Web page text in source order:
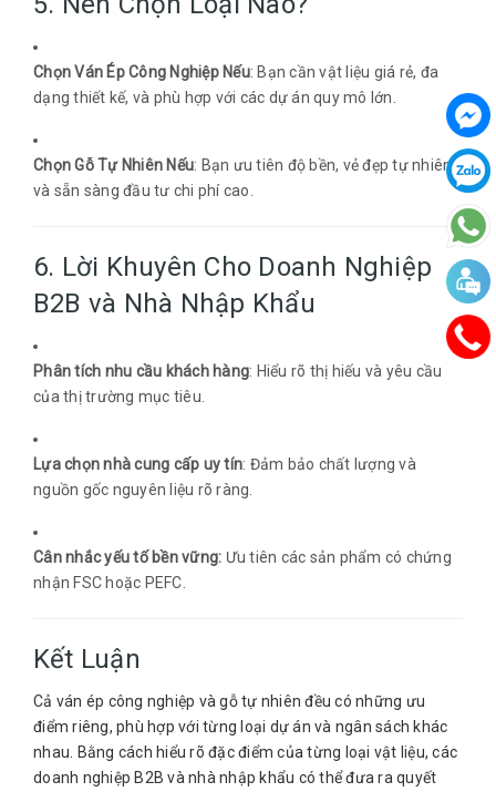
Chọn Ván Ép Công Nghiệp Nếu: Bạn cần vật liệu giá rẻ, đa
dạng thiết kế, và phù hợp với các dự án quy mô lớn.
Chọn Gỗ Tự Nhiên Nếu: Bạn ưu tiên độ bền, vẻ đẹp tự nhiên,
và sẵn sàng đầu tư chi phí cao.
6. Lời Khuyên Cho Doanh Nghiệp
B2B và Nhà Nhập Khẩu
Phân tích nhu cầu khách hàng: Hiểu rõ thị hiếu và yêu cầu
của thị trường mục tiêu.
Lựa chọn nhà cung cấp uy tín: Đảm bảo chất lượng và
nguồn gốc nguyên liệu rõ ràng.
Cân nhắc yếu tố bền vững: Ưu tiên các sản phẩm có chứng
nhận FSC hoặc PEFC.
Kết Luận
Cả ván ép công nghiệp và gỗ tự nhiên đều có những ưu
điểm riêng, phù hợp với từng loại dự án và ngân sách khác
nhau. Bằng cách hiểu rõ đặc điểm của từng loại vật liệu, các
doanh nghiệp B2B và nhà nhập khẩu có thể đưa ra quyết